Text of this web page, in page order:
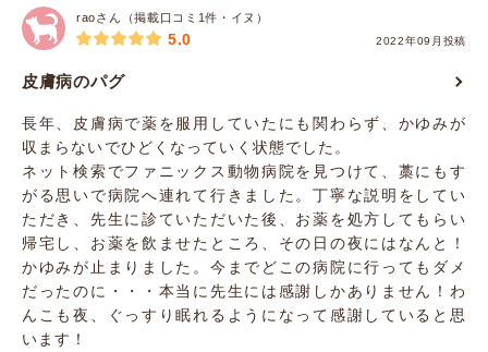
raoさん（掲載口コミ1件・イヌ）
2022年09月投稿
5.0
皮膚病のパグ
長年、皮膚病で薬を服用していたにも関わらず、かゆみが
収まらないでひどくなっていく状態でした。
ネット検索でファニックス動物病院を見つけて、藁にもす
がる思いで病院へ連れて行きました。丁寧な説明をしてい
ただき、先生に診ていただいた後、お薬を処方してもらい
帰宅し、お薬を飲ませたところ、その日の夜にはなんと！
かゆみが止まりました。今までどこの病院に行ってもダメ
だったのに・・・本当に先生には感謝しかありません！わ
んこも夜、ぐっすり眠れるようになって感謝していると思
います！